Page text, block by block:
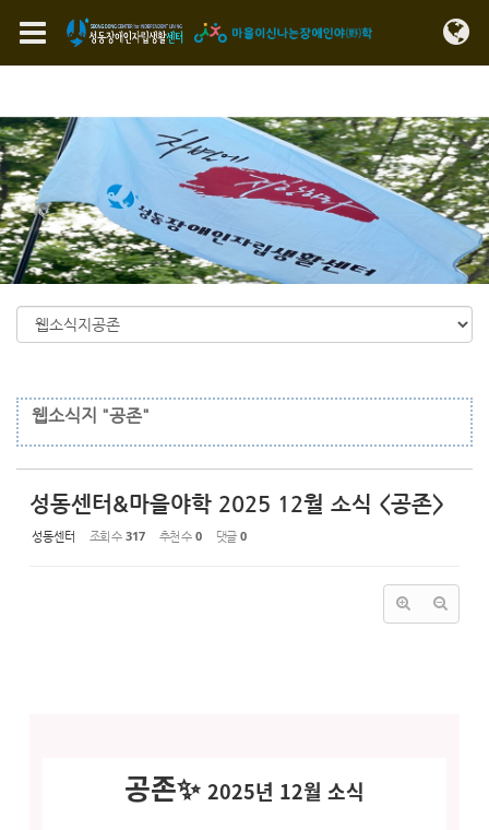
웹소식지 "공존"
성동센터&마을야학 2025 12월 소식 <공존>
성동센터 조회 수 317 추천 수 0 댓글 0